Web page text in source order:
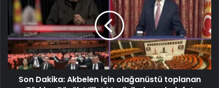
Son Dakika: Akbelen için olağanüstü toplanan